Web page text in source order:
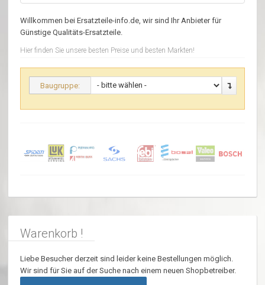
Willkommen bei Ersatzteile-info.de, wir sind Ihr Anbieter für
Günstige Qualitäts-Ersatzteile.
Hier finden Sie unsere besten Preise und besten Markten!
Baugruppe:
Warenkorb !
Liebe Besucher derzeit sind leider keine Bestellungen möglich.
Wir sind für Sie auf der Suche nach einem neuen Shopbetreiber.